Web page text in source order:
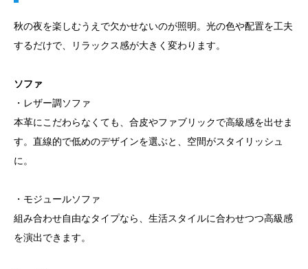
秋の夜を楽しむうえで欠かせないのが照明。光の色や配置を工夫
するだけで、リラックス感が大きく変わります。
️ソファ
・レザー調ソファ
本革にこだわらなくても、合皮やファブリックで高級感を出せま
す。直線的で低めのデザインを選ぶと、空間がスタイリッシュ
に。
・モジュールソファ
組み合わせ自由なタイプなら、生活スタイルに合わせつつ高級感
を演出できます。